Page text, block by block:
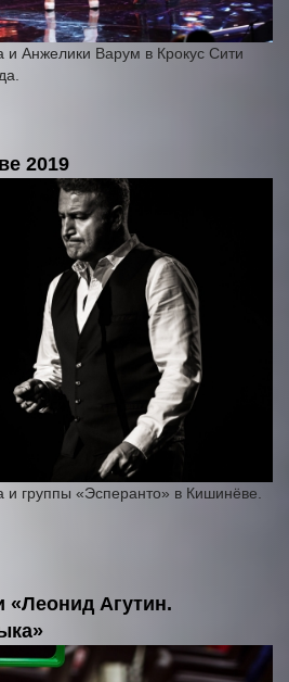
и Анжелики Варум в Крокус Сити
2019
и группы «Эсперанто» в Кишинёве.
«Леонид Агутин.